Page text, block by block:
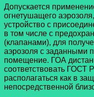
Допускается
огнетушащего
устройство с
в том числе с
(клапанами), для
аэрозоля с заданными
помещение. ГОА
соответствовать ГОСТ
располагаться как в
непосредственной